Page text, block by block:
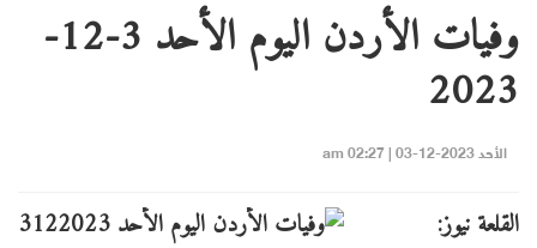
وفيات الأردن اليوم الأحد 3-12-
2023
الأحد 2023-12-03 | 02:27 am
القلعة نيوز: